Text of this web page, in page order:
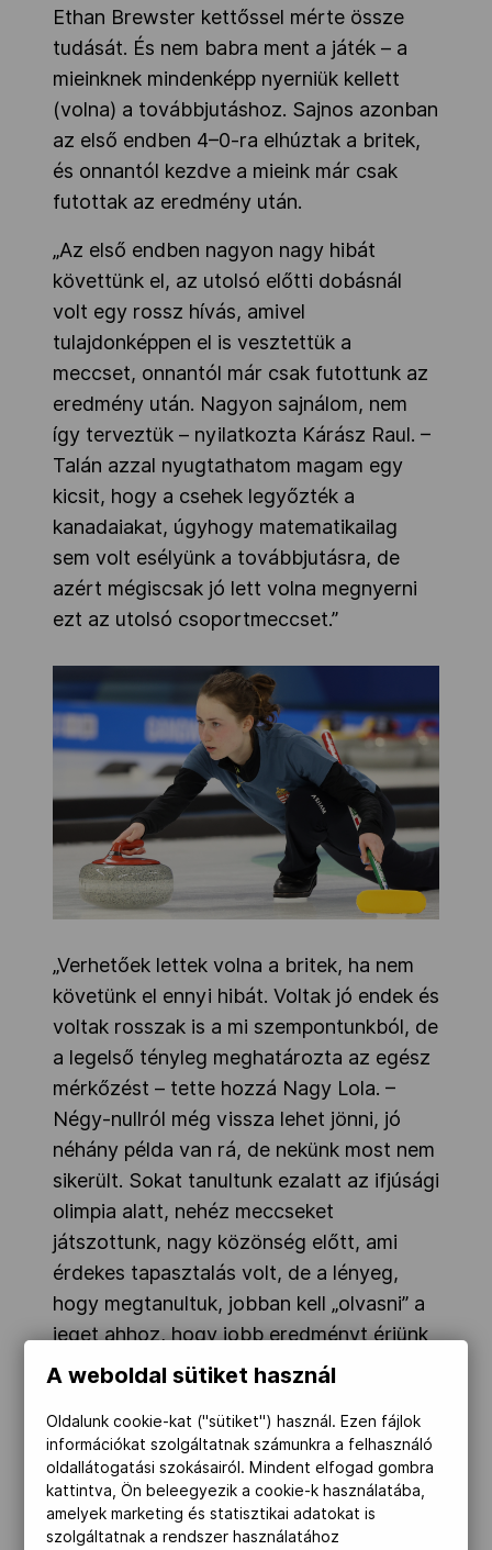
Ethan Brewster kettőssel mérte össze
tudását. És nem babra ment a játék – a
mieinknek mindenképp nyerniük kellett
(volna) a továbbjutáshoz. Sajnos azonban
az első endben 4–0-ra elhúztak a britek,
és onnantól kezdve a mieink már csak
futottak az eredmény után.
„Az első endben nagyon nagy hibát
követtünk el, az utolsó előtti dobásnál
volt egy rossz hívás, amivel
tulajdonképpen el is vesztettük a
meccset, onnantól már csak futottunk az
eredmény után. Nagyon sajnálom, nem
így terveztük – nyilatkozta Kárász Raul. –
Talán azzal nyugtathatom magam egy
kicsit, hogy a csehek legyőzték a
kanadaiakat, úgyhogy matematikailag
sem volt esélyünk a továbbjutásra, de
azért mégiscsak jó lett volna megnyerni
ezt az utolsó csoportmeccset.”
„Verhetőek lettek volna a britek, ha nem
követünk el ennyi hibát. Voltak jó endek és
voltak rosszak is a mi szempontunkból, de
a legelső tényleg meghatározta az egész
mérkőzést – tette hozzá Nagy Lola. –
Négy-nullról még vissza lehet jönni, jó
néhány példa van rá, de nekünk most nem
sikerült. Sokat tanultunk ezalatt az ifjúsági
olimpia alatt, nehéz meccseket
játszottunk, nagy közönség előtt, ami
érdekes tapasztalás volt, de a lényeg,
hogy megtanultuk, jobban kell „olvasni” a
jeget ahhoz, hogy jobb eredményt érjünk
el.”
A weboldal sütiket használ
Oldalunk cookie-kat ("sütiket") használ. Ezen fájlok
információkat szolgáltatnak számunkra a felhasználó
oldallátogatási szokásairól. Mindent elfogad gombra
kattintva, Ön beleegyezik a cookie-k használatába,
amelyek marketing és statisztikai adatokat is
szolgáltatnak a rendszer használatához